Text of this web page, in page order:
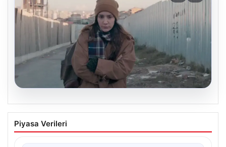
05.08.2026
Türk sinemasında farklı bir imza: Ceylan
Özgün Özçelik’in en iyi filmleri
Piyasa Verileri